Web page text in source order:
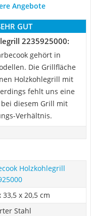
Angebote
GUT
2235925000:
gehört in
Die Grillfläche
Holzkohlegrill mit
fehlt uns eine
diesem Grill mit
Verhältnis.
Holzkohlegrill
33,5 x 20,5 cm
Stahl